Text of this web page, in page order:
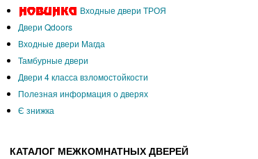
Входные двери ТРОЯ
Двери Qdoors
Входные двери Магда
Тамбурные двери
Двери 4 класса взломостойкости
Полезная информация о дверях
Є знижка
КАТАЛОГ МЕЖКОМНАТНЫХ ДВЕРЕЙ